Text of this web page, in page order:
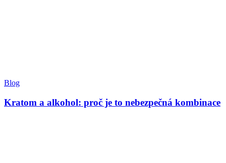
Blog
Kratom a alkohol: proč je to nebezpečná kombinace